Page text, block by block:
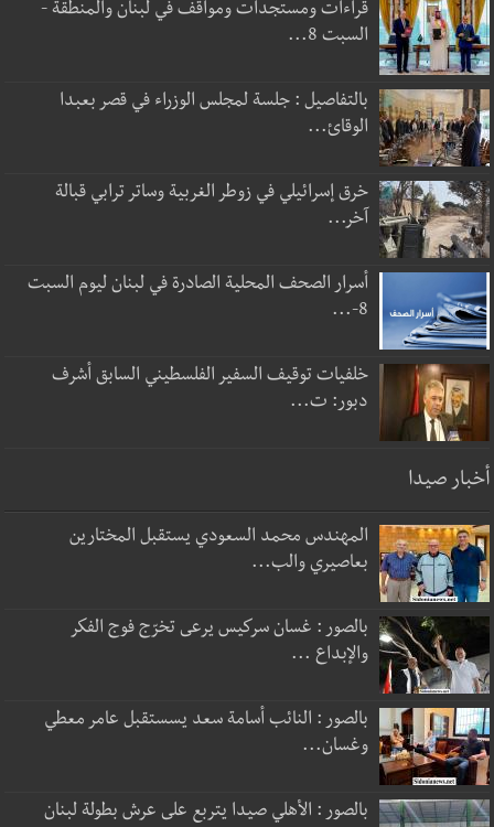
قراءات ومستجدات ومواقف في لبنان والمنطقة -
السبت 8...
بالتفاصيل : جلسة لمجلس الوزراء في قصر بعبدا
الوقائ...
خرق إسرائيلي في زوطر الغربية وساتر ترابي قبالة
آخر...
أسرار الصحف المحلية الصادرة في لبنان ليوم السبت
8-...
خلفيات توقيف السفير الفلسطيني السابق أشرف
دبور: ت...
أخبار صيدا
المهندس محمد السعودي يستقبل المختارين
بعاصيري والب...
بالصور : غسان سركيس يرعى تخرّج فوج الفكر
والإبداع ...
بالصور : النائب أسامة سعد يسستقبل عامر معطي
وغسان...
بالصور : الأهلي صيدا يتربع على عرش بطولة لبنان